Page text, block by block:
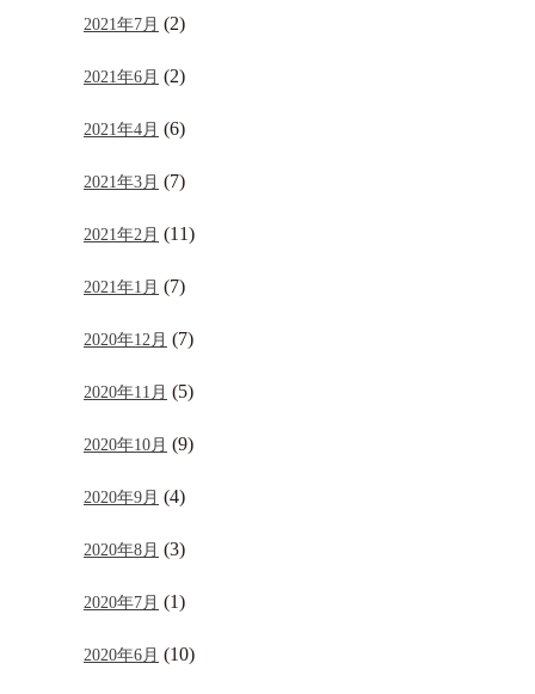
2021年7月 (2)
2021年6月 (2)
2021年4月 (6)
2021年3月 (7)
2021年2月 (11)
2021年1月 (7)
2020年12月 (7)
2020年11月 (5)
2020年10月 (9)
2020年9月 (4)
2020年8月 (3)
2020年7月 (1)
2020年6月 (10)